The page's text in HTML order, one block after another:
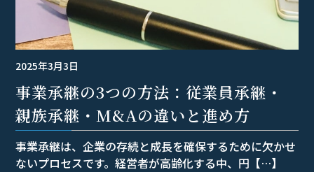
2025年3月3日
事業承継の3つの方法：従業員承継・
親族承継・M&Aの違いと進め方
事業承継は、企業の存続と成長を確保するために欠かせ
ないプロセスです。経営者が高齢化する中、円【…】